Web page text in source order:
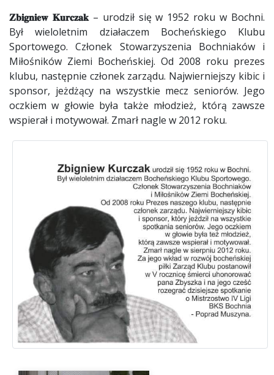
𝐙𝐛𝐢𝐠𝐧𝐢𝐞𝐰 𝐊𝐮𝐫𝐜𝐳𝐚𝐤– urodził się w 1952 roku w Bochni.
Był wieloletnim działaczem Bocheńskiego Klubu
Sportowego. Członek Stowarzyszenia Bochniaków i
Miłośników Ziemi Bocheńskiej. Od 2008 roku prezes
klubu, następnie członek zarządu. Najwierniejszy kibic i
sponsor, jeżdżący na wszystkie mecz seniorów. Jego
oczkiem w głowie była także młodzież, którą zawsze
wspierał i motywował. Zmarł nagle w 2012 roku.